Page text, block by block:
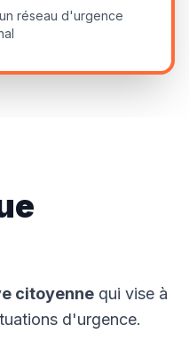
réseau d'urgence
citoyenne qui vise à
d'urgence.